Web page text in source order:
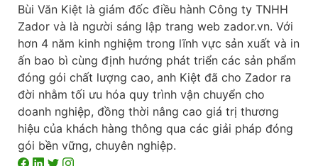
Bùi Văn Kiệt là giám đốc điều hành Công ty TNHH
Zador và là người sáng lập trang web zador.vn. Với
hơn 4 năm kinh nghiệm trong lĩnh vực sản xuất và in
ấn bao bì cùng định hướng phát triển các sản phẩm
đóng gói chất lượng cao, anh Kiệt đã cho Zador ra
đời nhằm tối ưu hóa quy trình vận chuyển cho
doanh nghiệp, đồng thời nâng cao giá trị thương
hiệu của khách hàng thông qua các giải pháp đóng
gói bền vững, chuyên nghiệp.